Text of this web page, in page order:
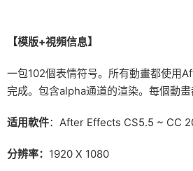
【模版+視頻信息】
一包102個表情符号。所有動畫都使用
完成。包含alpha通道的渲染。每個動畫
适用軟件：After Effects CS5.5 ~ CC
分辨率： 1920 X 1080